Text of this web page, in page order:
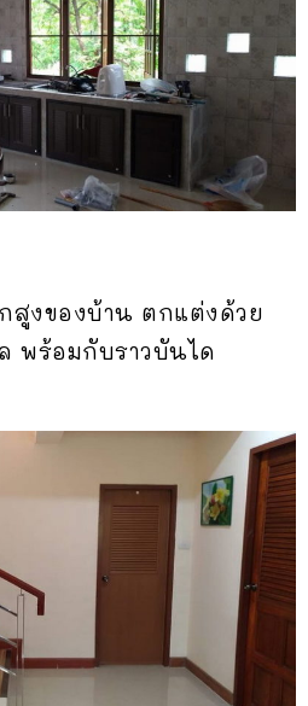
งของบ้าน ตกแต่งด้วย
พร้อมกับราวบันได